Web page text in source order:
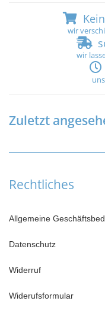
wir
wir
Zuletzt
Rechtliches
Allgemeine
Datenschutz
Widerruf
Widerufsformular